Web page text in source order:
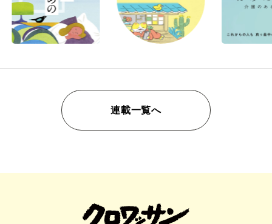
連載一覧へ